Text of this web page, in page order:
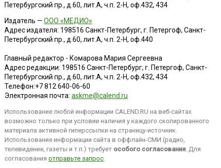
Петербургский пр., д.60, лит.А, ч.п. 2-Н, оф.432, 434
Издатель — ООО «МЕДИО»
Адрес издателя: 198516 Санкт-Петербург, г. Петергоф, Санкт-
Петербургский пр., д.60, лит.А, ч.п. 2-Н, оф.440
Главный редактор - Комарова Мария Сергеевна
Адрес редакции: 198516 Санкт-Петербург, г. Петергоф, Санкт-
Петербургский пр., д.60, лит.А, ч.п. 2-Н, оф.432, 434
Телефон:+7 812 640-06-60
Электронная почта: askme@calend.ru
Использование любой информации CALEND.RU на веб-сайтах
возможно только при условии наличия у каждого скопированного
материала активной гиперссылки на страницу-источник.
Использование информации сайта в оффлайн-СМИ (радио,
телевидение, газеты и т.п.) требует особого согласования. Для
согласования отправьте запрос.